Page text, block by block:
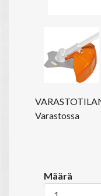
Varastossa
Määrä